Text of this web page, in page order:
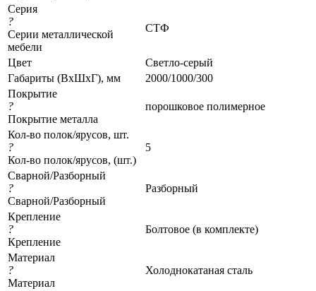
Серия
?
Серии металлической
мебели
СТФ
Цвет
Светло-серый
Габариты (ВхШхГ), мм
2000/1000/300
Покрытие
?
Покрытие металла
порошковое полимерное
Кол-во полок/ярусов, шт.
?
Кол-во полок/ярусов, (шт.)
5
Сварной/Разборный
?
Сварной/Разборный
Разборный
Крепление
?
Крепление
Болтовое (в комплекте)
Материал
?
Материал
Холоднокатаная сталь